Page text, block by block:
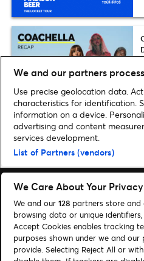
Home»Musik»Emeli Sandé live auf
Suchen
Cookie-Einwilligungstool
We and our partners
Use precise geolocation data.
characteristics for identification.
information on a device.
advertising and content
services development.
List of Partners (vendors)
We Care About Your Privacy
We and our 128 partners store and
browsing data or unique
Accept Cookies enables tracking
purposes shown under we and
provide. Selecting Reject All or